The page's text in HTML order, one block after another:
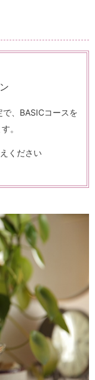
、 BASICコースを
。
ください